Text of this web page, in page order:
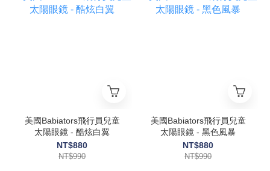
美國Babiators飛行員兒童
太陽眼鏡 - 酷炫白翼
NT$880
NT$990
美國Babiators飛行員兒童
太陽眼鏡 - 黑色風暴
NT$880
NT$990